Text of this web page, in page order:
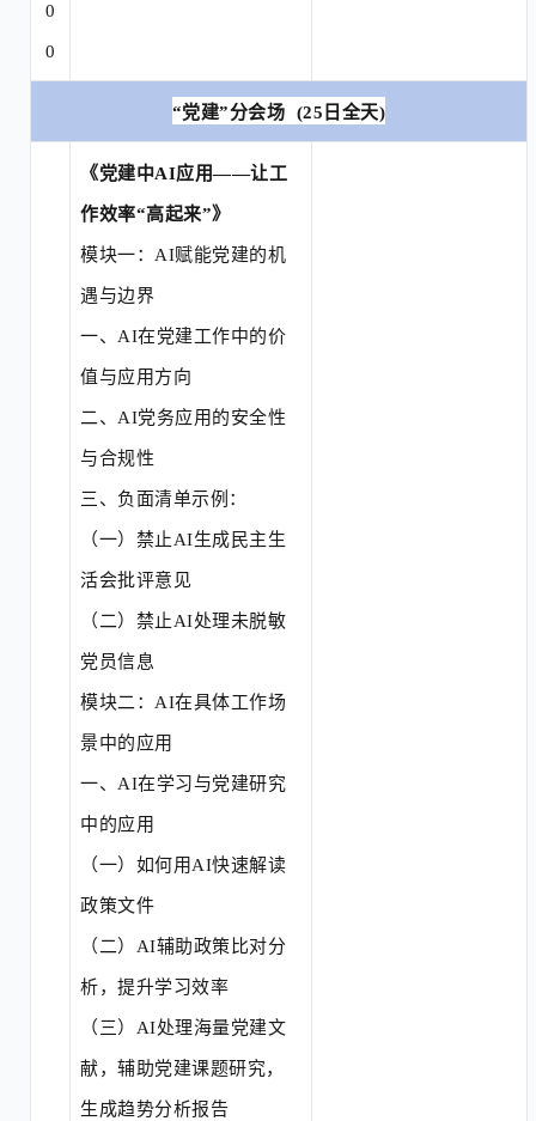
0
0
“党建”分会场 (25日全天)
《党建中AI应用——让工
作效率“高起来”》
模块一： AI赋能党建的机
遇与边界
一、 AI在党建工作中的价
值与应用方向
二、 AI党务应用的安全性
与合规性
三、 负面清单示例：
（一） 禁止AI生成民主生
活会批评意见
（二） 禁止AI处理未脱敏
党员信息
模块二： AI在具体工作场
景中的应用
一、 AI在学习与党建研究
中的应用
（一） 如何用AI快速解读
政策文件
（二） AI辅助政策比对分
析，提升学习效率
（三） AI处理海量党建文
献，辅助党建课题研究，
生成趋势分析报告